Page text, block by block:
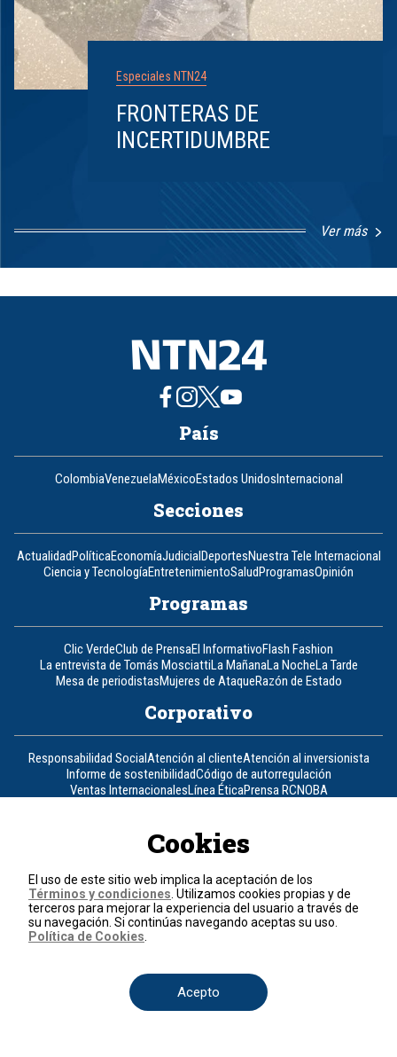
Especiales NTN24
FRONTERAS DE
INCERTIDUMBRE
Ver más
8
País
ColombiaVenezuelaMéxicoEstados UnidosInternacional
Secciones
ActualidadPolíticaEconomíaJudicialDeportesNuestra Tele Internacional
Ciencia y TecnologíaEntretenimientoSaludProgramasOpinión
Programas
Clic VerdeClub de PrensaEl InformativoFlash Fashion
La entrevista de Tomás MosciattiLa MañanaLa NocheLa Tarde
Mesa de periodistasMujeres de AtaqueRazón de Estado
Corporativo
Responsabilidad SocialAtención al clienteAtención al inversionista
Informe de sostenibilidadCódigo de autorregulación
Ventas InternacionalesLínea ÉticaPrensa RCNOBA
Nuestra Tele InternacionalNovelasFidesTDT
Un producto de RCN TelevisiónRCN Total
Contáctenos
Teléfono+57 (601) 426 92 92
Cookies
El uso de este sitio web implica la aceptación de los
Términos y condiciones . Utilizamos cookies propias y de
terceros para mejorar la experiencia del usuario a través de
su navegación. Si continúas navegando aceptas su uso.
Política de Cookies
Acepto